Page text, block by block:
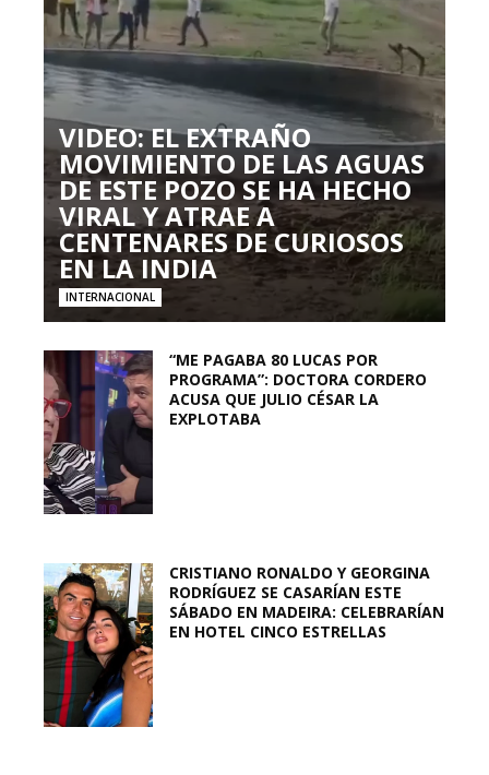
VIDEO: EL EXTRAÑO
MOVIMIENTO DE LAS AGUAS
DE ESTE POZO SE HA HECHO
VIRAL Y ATRAE A
CENTENARES DE CURIOSOS
EN LA INDIA
INTERNACIONAL
“ME PAGABA 80 LUCAS POR
PROGRAMA”: DOCTORA CORDERO
ACUSA QUE JULIO CÉSAR LA
EXPLOTABA
CRISTIANO RONALDO Y GEORGINA
RODRÍGUEZ SE CASARÍAN ESTE
SÁBADO EN MADEIRA: CELEBRARÍAN
EN HOTEL CINCO ESTRELLAS